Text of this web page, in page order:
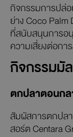
กิจกรรมการปล่อ
ย่าง Coco Palm
ที่สนับสนุนการอนุ
ความเสี่ยงต่อก
กิจกรรมมั
ตกปลาตอนก
สัมผัสการตกปล
สอร์ต Centara